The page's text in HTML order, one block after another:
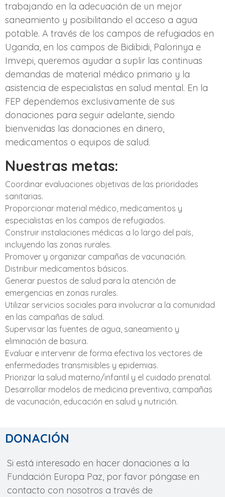
trabajando en la adecuación de un mejor
saneamiento y posibilitando el acceso a agua
potable. A través de los campos de refugiados en
Uganda, en los campos de Bidibidi, Palorinya e
Imvepi, queremos ayudar a suplir las continuas
demandas de material médico primario y la
asistencia de especialistas en salud mental. En la
FEP dependemos exclusivamente de sus
donaciones para seguir adelante, siendo
bienvenidas las donaciones en dinero,
medicamentos o equipos de salud.
Nuestras metas:
Coordinar evaluaciones objetivas de las prioridades
sanitarias.
Proporcionar material médico, medicamentos y
especialistas en los campos de refugiados.
Construir instalaciones médicas a lo largo del país,
incluyendo las zonas rurales.
Promover y organizar campañas de vacunación.
Distribuir medicamentos básicos.
Generar puestos de salud para la atención de
emergencias en zonas rurales.
Utilizar servicios sociales para involucrar a la comunidad
en las campañas de salud.
Supervisar las fuentes de agua, saneamiento y
eliminación de basura.
Evaluar e intervenir de forma efectiva los vectores de
enfermedades transmisibles y epidemias.
Priorizar la salud materno/infantil y el cuidado prenatal.
Desarrollar modelos de medicina preventiva, campañas
de vacunación, educación en salud y nutrición.
DONACIÓN
Si está interesado en hacer donaciones a la
Fundación Europa Paz, por favor póngase en
contacto con nosotros a través de